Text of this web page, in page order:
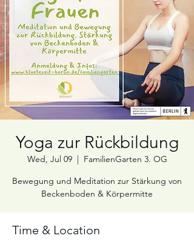
Yoga zur Rückbildung
Wed, Jul 09
  |
FamilienGarten 3. OG
Bewegung und Meditation zur Stärkung von
Beckenboden & Körpermitte
Time & Location